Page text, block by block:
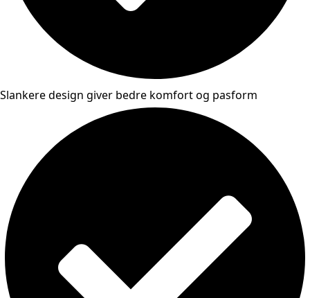
Slankere design giver bedre komfort og pasform